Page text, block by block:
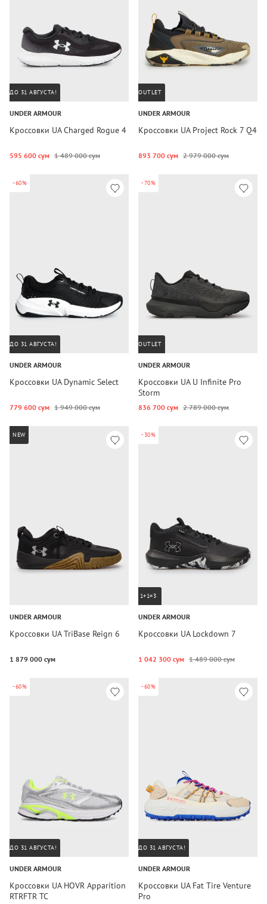
ДО 31 АВГУСТА!
UNDER ARMOUR
Кроссовки UA Charged Rogue 4
595 600 сум 1 489 000 сум
OUTLET
UNDER ARMOUR
Кроссовки UA Project Rock 7 Q4
893 700 сум 2 979 000 сум
-60%
ДО 31 АВГУСТА!
UNDER ARMOUR
Кроссовки UA Dynamic Select
779 600 сум 1 949 000 сум
-70%
OUTLET
UNDER ARMOUR
Кроссовки UA U Infinite Pro
Storm
836 700 сум 2 789 000 сум
NEW
UNDER ARMOUR
Кроссовки UA TriBase Reign 6
1 879 000 сум
-30%
1+1=3
UNDER ARMOUR
Кроссовки UA Lockdown 7
1 042 300 сум 1 489 000 сум
-60%
ДО 31 АВГУСТА!
UNDER ARMOUR
Кроссовки UA HOVR Apparition
RTRFTR TC
-60%
ДО 31 АВГУСТА!
UNDER ARMOUR
Кроссовки UA Fat Tire Venture
Pro